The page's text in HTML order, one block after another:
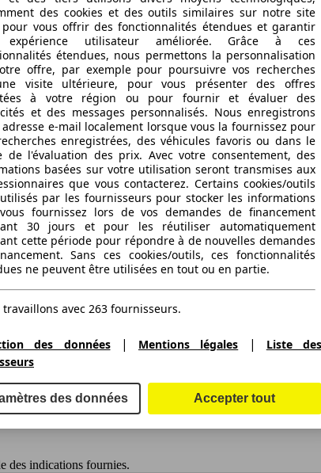
des indications fournies.
des cookies et des outils similaires sur notre site
vous offrir des fonctionnalités étendues et garantir
expérience utilisateur améliorée. Grâce à ces
étendues, nous permettons la personnalisation
offre, par exemple pour poursuivre vos recherches
visite ultérieure, pour vous présenter des offres
à votre région ou pour fournir et évaluer des
et des messages personnalisés. Nous enregistrons
e-mail localement lorsque vous la fournissez pour
enregistrées, des véhicules favoris ou dans le
de l'évaluation des prix. Avec votre consentement, des
basées sur votre utilisation seront transmises aux
que vous contacterez. Certains cookies/outils
par les fournisseurs pour stocker les informations
fournissez lors de vos demandes de financement
30 jours et pour les réutiliser automatiquement
cette période pour répondre à de nouvelles demandes
Sans ces cookies/outils, ces fonctionnalités
ne peuvent être utilisées en tout ou en partie.
travaillons avec 263 fournisseurs.
des données| Mentions légales |
Liste des
des données Accepter tout